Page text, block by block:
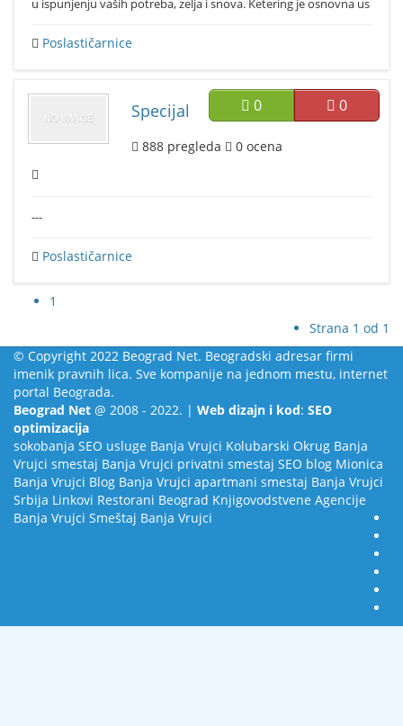
Poslastičarnice
0 0
Specijal
888 pregleda 0 ocena
---
Poslastičarnice
1
Strana 1 od 1
© Copyright 2022 Beograd Net. Beogradski adresar firmi
imenik pravnih lica. Sve kompanije na jednom mestu, internet
portal Beograda.
Beograd Net @ 2008 - 2022. | Web dizajn i kod: SEO
optimizacija
sokobanja SEO usluge Banja Vrujci Kolubarski Okrug Banja
Vrujci smestaj Banja Vrujci privatni smestaj SEO blog Mionica
Banja Vrujci Blog Banja Vrujci apartmani smestaj Banja Vrujci
Srbija Linkovi Restorani Beograd Knjigovodstvene Agencije
Banja Vrujci Smeštaj Banja Vrujci